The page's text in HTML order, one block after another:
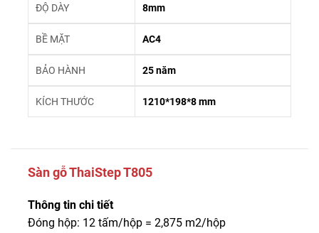
ĐỘ DÀY 8mm
BỀ MẶT AC4
BẢO HÀNH 25 năm
KÍCH THƯỚC 1210*198*8 mm
Sàn gỗ ThaiStep T805
Thông tin chi tiết
Đóng hộp: 12 tấm/hộp = 2,875 m2/hộp